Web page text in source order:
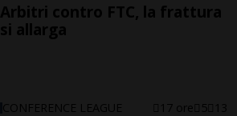
Arbitri contro FTC, la frattura
si allarga
CONFERENCE LEAGUE 17 ore 5 13